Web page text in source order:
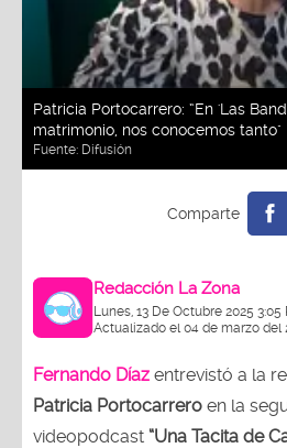
Patricia Portocarrero: “En 'Las
matrimonio, nos conocemos tanto"
Fuente: Difusión
Redacción La Zona
Lunes, 13 De Octubre 2025 3:05
Actualizado el 04 de marzo del
Fernando Díaz entrevistó a la
Patricia Portocarrero en la
videopodcast “Una Tacita de